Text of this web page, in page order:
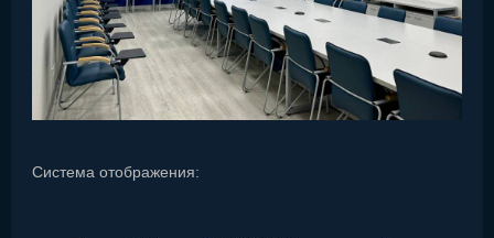
Система отображения: